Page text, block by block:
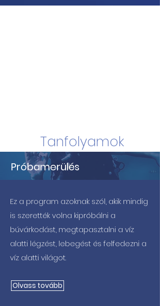
Tanfolyamok
Próbamerülés
Ez a program azoknak szól, akik mindig
is szerették volna kipróbálni a
búvárkodást, megtapasztalni a víz
alatti légzést, lebegést és felfedezni a
víz alatti világot.
Olvass tovább